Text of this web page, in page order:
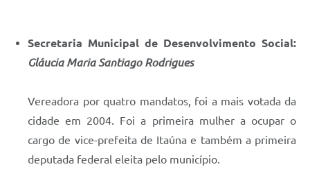
Secretaria Municipal de Desenvolvimento Social:
Gláucia Maria Santiago Rodrigues
Vereadora por quatro mandatos, foi a mais votada da
cidade em 2004. Foi a primeira mulher a ocupar o
cargo de vice-prefeita de Itaúna e também a primeira
deputada federal eleita pelo município.